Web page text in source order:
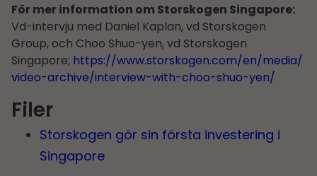
För mer information om Storskogen Singapore:
Vd-intervju med Daniel Kaplan, vd Storskogen
Group, och Choo Shuo-yen, vd Storskogen
Singapore; https://www.storskogen.com/en/media/
video-archive/interview-with-choo-shuo-yen/
Filer
Storskogen gör sin första investering i
Singapore